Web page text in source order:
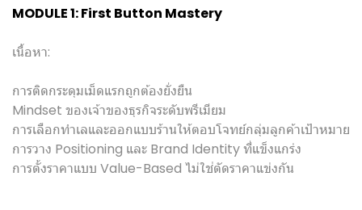
MODULE 1: First Button Mastery
เนื้อหา:
การติดกระดุมเม็ดแรกถูกต้องยั่งยืน
Mindset ของเจ้าของธุรกิจระดับพรีเมียม
การเลือกทำเลและออกแบบร้านให้ตอบโจทย์กลุ่มลูกค้าเป้าหมาย
การวาง Positioning และ Brand Identity ที่แข็งแกร่ง
การตั้งราคาแบบ Value-Based ไม่ใช่ตัดราคาแข่งกัน